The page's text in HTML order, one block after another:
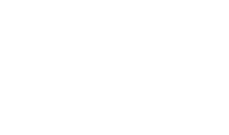
divident: Eleazar
et singuli principes de
quorum ista sunt